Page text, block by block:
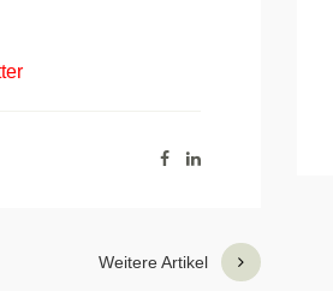
Weitere Artikel